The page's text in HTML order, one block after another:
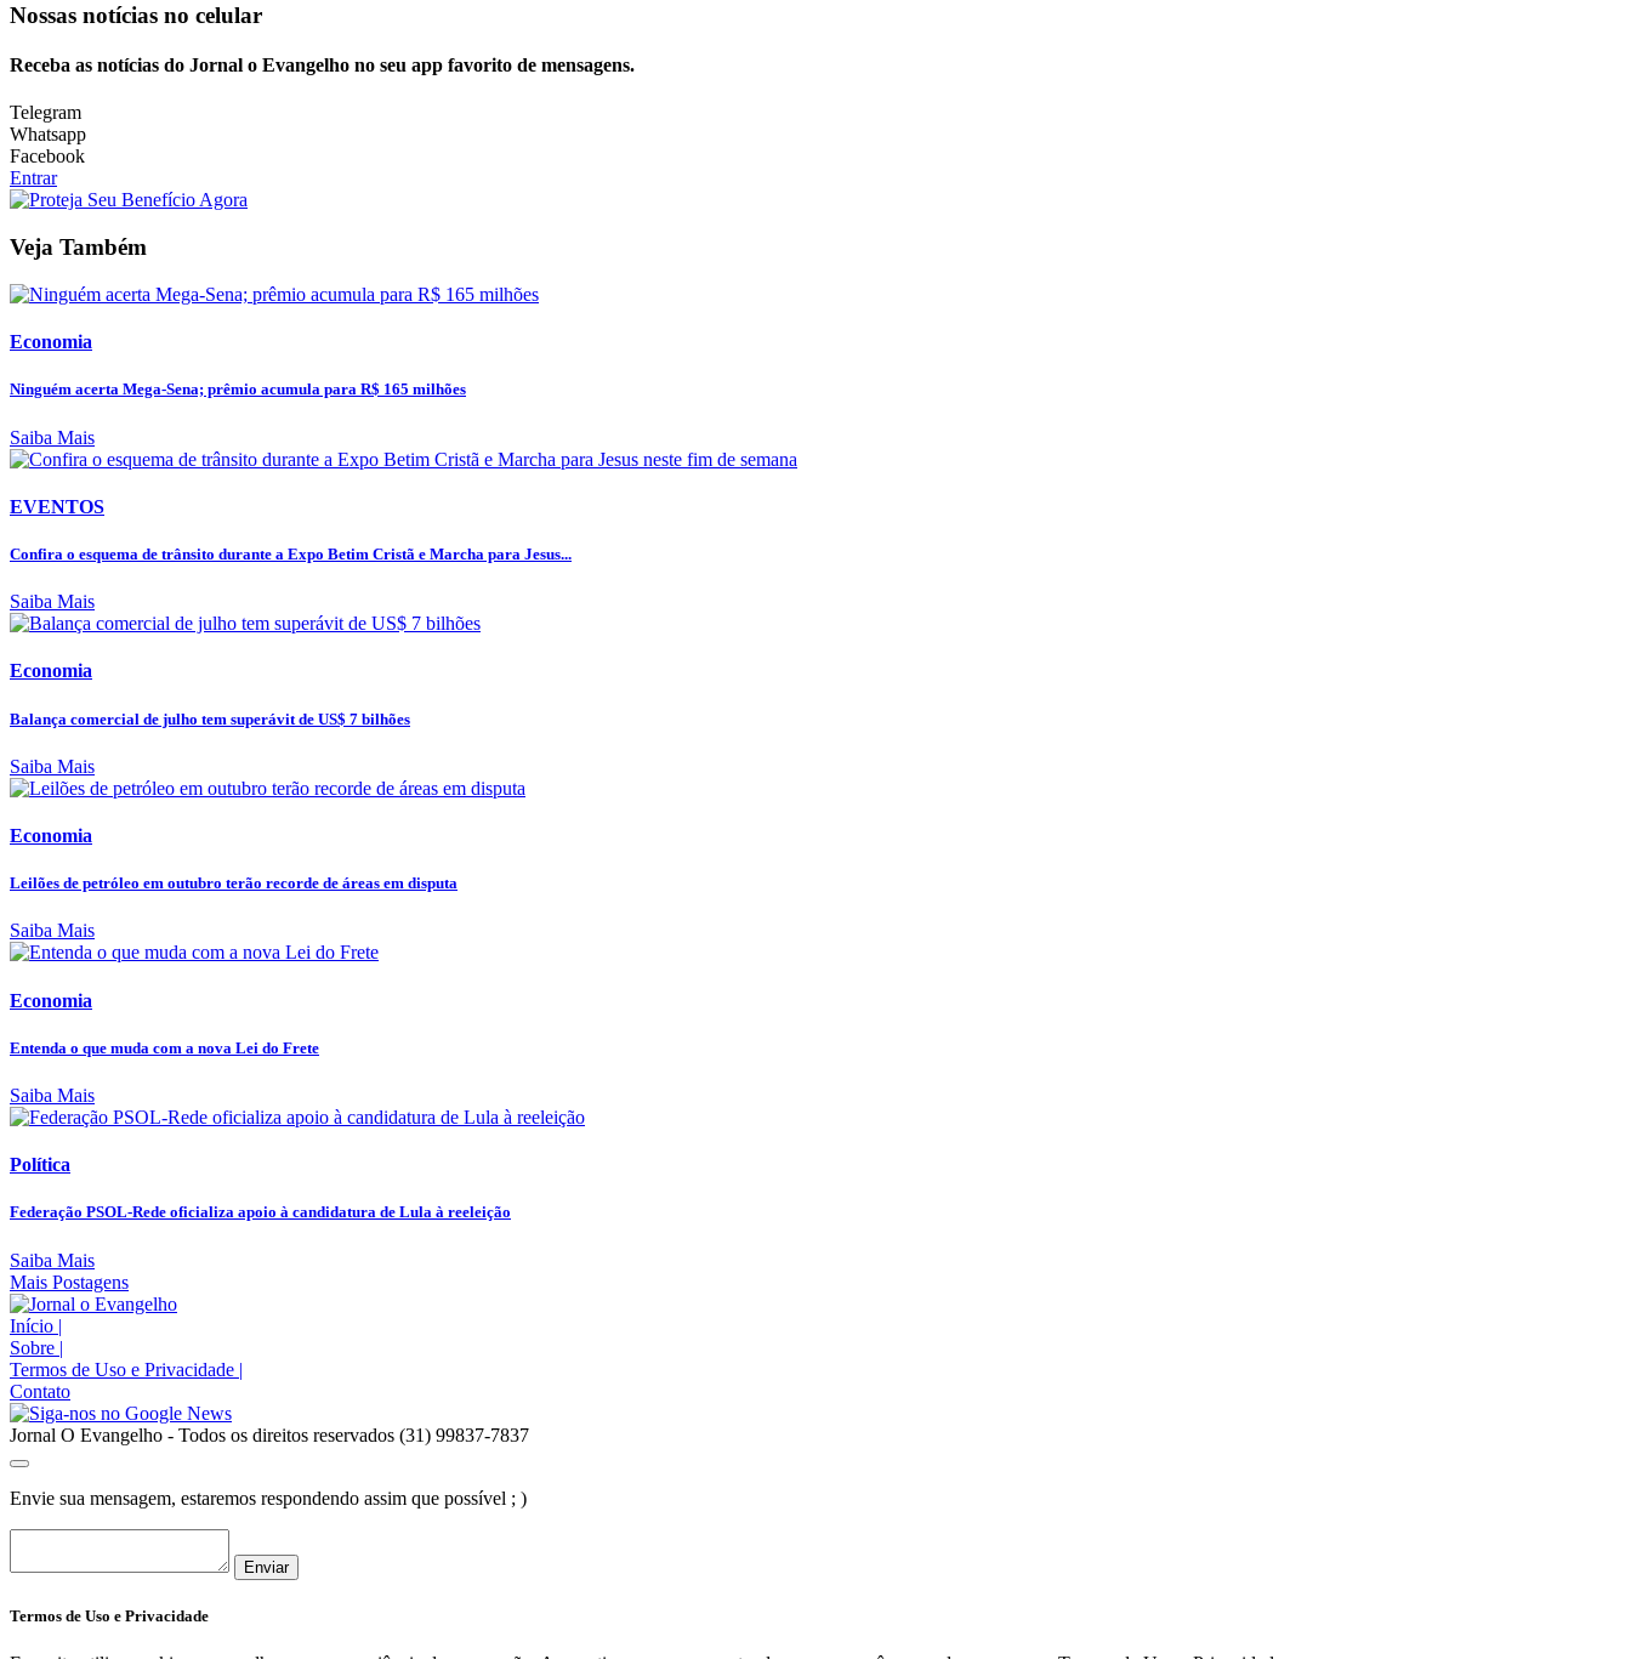
Nossas notícias no celular
Receba as notícias do Jornal o Evangelho no seu app favorito de mensagens.
Telegram
Whatsapp
Facebook
Entrar
Veja Também
Economia
Ninguém acerta Mega-Sena; prêmio acumula para R$ 165 milhões
Saiba Mais
EVENTOS
Confira o esquema de trânsito durante a Expo Betim Cristã e Marcha para Jesus...
Saiba Mais
Economia
Balança comercial de julho tem superávit de US$ 7 bilhões
Saiba Mais
Economia
Leilões de petróleo em outubro terão recorde de áreas em disputa
Saiba Mais
Economia
Entenda o que muda com a nova Lei do Frete
Saiba Mais
Política
Federação PSOL-Rede oficializa apoio à candidatura de Lula à reeleição
Saiba Mais
Mais Postagens
Início |
Sobre |
Termos de Uso e Privacidade |
Contato
Jornal O Evangelho - Todos os direitos reservados (31) 99837-7837
Envie sua mensagem, estaremos respondendo assim que possível ; )
Enviar
Termos de Uso e Privacidade